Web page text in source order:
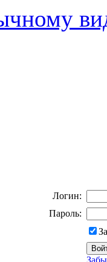
Логин:
Пароль: